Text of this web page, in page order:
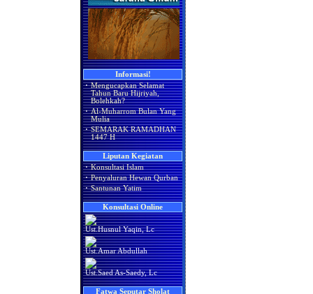
Informasi!
· Mengucapkan Selamat
Tahun Baru Hijriyah,
Bolehkah?
· Al-Muharrom Bulan Yang
Mulia
· SEMARAK RAMADHAN
1447 H
Liputan Kegiatan
· Konsultasi Islam
· Penyaluran Hewan Qurban
· Santunan Yatim
Konsultasi Online
Ust.Husnul Yaqin, Lc
Ust.Amar Abdullah
Ust.Saed As-Saedy, Lc
Fatwa Seputar Sholat